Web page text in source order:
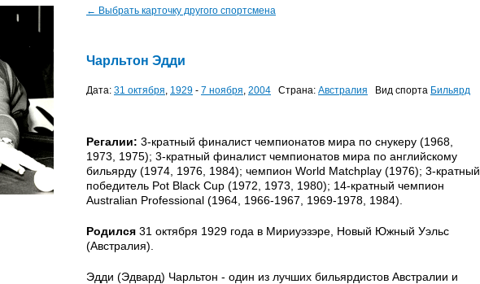
← Выбрать карточку другого спортсмена
Чарльтон Эдди
Дата: 31 октября, 1929 - 7 ноября, 2004 Страна: Австралия Вид спорта Бильярд
Регалии: 3-кратный финалист чемпионатов мира по снукеру (1968,
1973, 1975); 3-кратный финалист чемпионатов мира по английскому
бильярду (1974, 1976, 1984); чемпион World Matchplay (1976); 3-кратный
победитель Pot Black Cup (1972, 1973, 1980); 14-кратный чемпион
Australian Professional (1964, 1966-1967, 1969-1978, 1984).
Родился 31 октября 1929 года в Мириуэзэре, Новый Южный Уэльс
(Австралия).
Эдди (Эдвард) Чарльтон - один из лучших бильярдистов Австралии и